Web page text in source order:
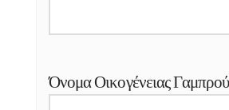
Όνομα Οικογένειας Γαμπρού